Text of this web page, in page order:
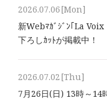
2026.07.06[Mon]
新Webﾏｶﾞｼﾞﾝ｢La Voix
下ろしｶｯﾄが掲載中！
2026.07.02[Thu]
7月26日(日) 13時～14